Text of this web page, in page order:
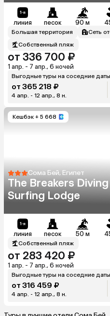
линия песок 90 м
Большая территория
Сеть
Собственный пляж
от 336 700 ₽
1 апр. - 7 апр., 6 ночей
Выгодные туры на соседние даты
от 365 218 ₽
4 апр. - 12 апр., 8 н.
Кешбэк + 5 668
Сома Бей, Египет
The Breakers
Surfing Lodge
линия песок 50 м
Собственный пляж
от 283 420 ₽
1 апр. - 7 апр., 6 ночей
Выгодные туры на соседние даты
от 316 459 ₽
4 апр. - 12 апр., 8 н.